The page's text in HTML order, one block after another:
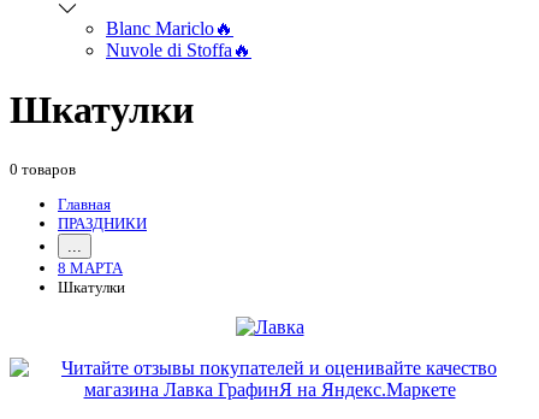
Blanc Mariclo🔥
Nuvole di Stoffa🔥
Шкатулки
0 товаров
Главная
ПРАЗДНИКИ
...
8 МАРТА
Шкатулки